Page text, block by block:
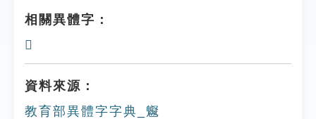
相關異體字：
𩴷
資料來源：
教育部異體字字典_䰯